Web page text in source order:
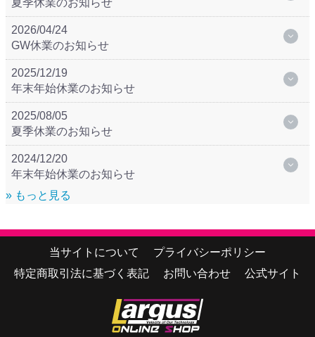
2026/04/24
GW休業のお知らせ
2025/12/19
年末年始休業のお知らせ
2025/08/05
夏季休業のお知らせ
2024/12/20
年末年始休業のお知らせ
» もっと見る
当サイトについて
プライバシーポリシー
特定商取引法に基づく表記
お問い合わせ 公式サイト